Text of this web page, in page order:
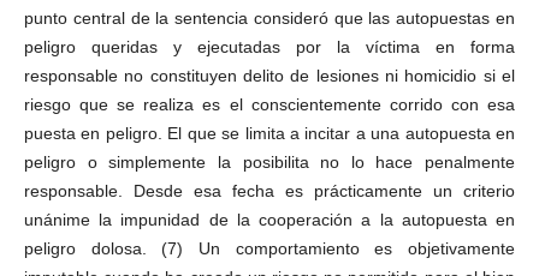
punto central de la sentencia consideró que las autopuestas en
peligro queridas y ejecutadas por la víctima en forma
responsable no constituyen delito de lesiones ni homicidio si el
riesgo que se realiza es el conscientemente corrido con esa
puesta en peligro. El que se limita a incitar a una autopuesta en
peligro o simplemente la posibilita no lo hace penalmente
responsable. Desde esa fecha es prácticamente un criterio
unánime la impunidad de la cooperación a la autopuesta en
peligro dolosa. (7) Un comportamiento es objetivamente